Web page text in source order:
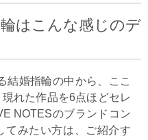
はこんな感じのデ
結婚指輪の中から、ここ
れた作品を6点ほどセレ
NOTESのブランドコン
てみたい方は、ご紹介す